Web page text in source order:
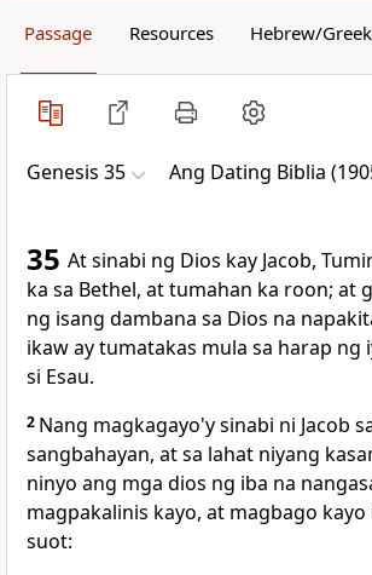
Passage Resources Hebrew/Greek
Genesis 35 Ang Dating Biblia
35 At sinabi ng Dios kay Jacob,
ka sa Bethel, at tumahan ka roon; at
ng isang dambana sa Dios na
ikaw ay tumatakas mula sa harap ng
si Esau.
2 Nang magkagayo'y sinabi ni Jacob
sangbahayan, at sa lahat niyang
ninyo ang mga dios ng iba na
magpakalinis kayo, at magbago
suot: